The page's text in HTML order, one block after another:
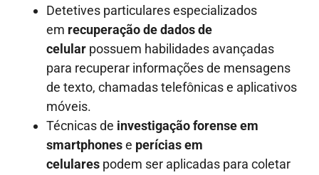
Detetives particulares especializados
em recuperação de dados de
celular possuem habilidades avançadas
para recuperar informações de mensagens
de texto, chamadas telefônicas e aplicativos
móveis.
Técnicas de investigação forense em
smartphonese perícias em
celulares podem ser aplicadas para coletar